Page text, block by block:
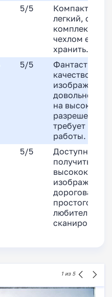
5/5
Компактный и
легкий, с
комплектным
чехлом его
хранить.
5/5
качество
довольно
на высоких
разрешениях
требует
работы.
5/5
Доступный
получить
изображения,
дороговат для
простого
1 из 5